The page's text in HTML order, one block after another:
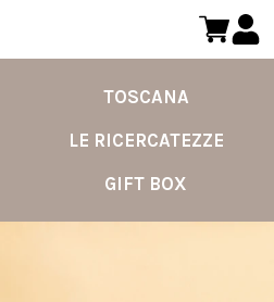
TOSCANA
LE RICERCATEZZE
GIFT BOX